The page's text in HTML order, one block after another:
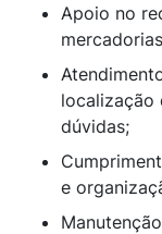
Apoio no
localização
dúvidas;
e